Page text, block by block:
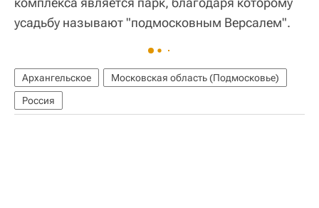
усадьбу называют "подмосковным Версалем".
Архангельское
Московская область (Подмосковье)
Россия